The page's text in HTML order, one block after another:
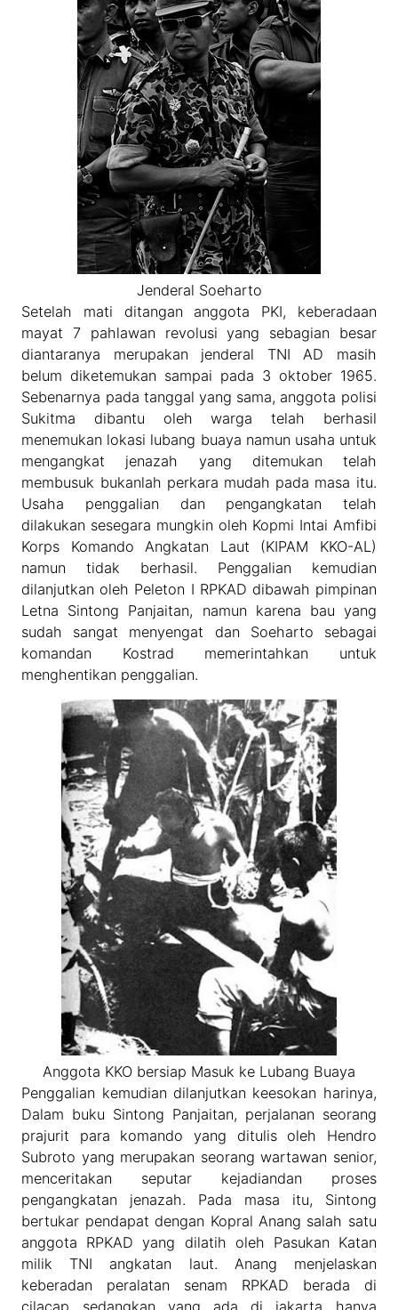
Jenderal Soeharto
Setelah mati ditangan anggota PKI, keberadaan
mayat 7 pahlawan revolusi yang sebagian besar
diantaranya merupakan jenderal TNI AD masih
belum diketemukan sampai pada 3 oktober 1965.
Sebenarnya pada tanggal yang sama, anggota polisi
Sukitma dibantu oleh warga telah berhasil
menemukan lokasi lubang buaya namun usaha untuk
mengangkat jenazah yang ditemukan telah
membusuk bukanlah perkara mudah pada masa itu.
Usaha penggalian dan pengangkatan telah
dilakukan sesegara mungkin oleh Kopmi Intai Amfibi
Korps Komando Angkatan Laut (KIPAM KKO-AL)
namun tidak berhasil. Penggalian kemudian
dilanjutkan oleh Peleton I RPKAD dibawah pimpinan
Letna Sintong Panjaitan, namun karena bau yang
sudah sangat menyengat dan Soeharto sebagai
komandan Kostrad memerintahkan untuk
menghentikan penggalian.
Anggota KKO bersiap Masuk ke Lubang Buaya
Penggalian kemudian dilanjutkan keesokan harinya,
Dalam buku Sintong Panjaitan, perjalanan seorang
prajurit para komando yang ditulis oleh Hendro
Subroto yang merupakan seorang wartawan senior,
menceritakan seputar kejadiandan proses
pengangkatan jenazah. Pada masa itu, Sintong
bertukar pendapat dengan Kopral Anang salah satu
anggota RPKAD yang dilatih oleh Pasukan Katan
milik TNI angkatan laut. Anang menjelaskan
keberadan peralatan senam RPKAD berada di